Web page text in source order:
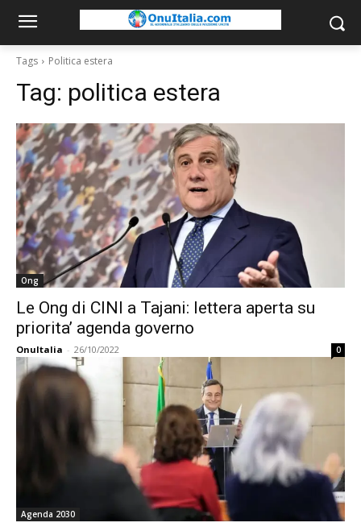
Tags Politica estera
Tag: politica estera
Ong
Le Ong di CINI a Tajani: lettera aperta su
priorita’ agenda governo
OnuItalia - 26/10/2022 0
Agenda 2030